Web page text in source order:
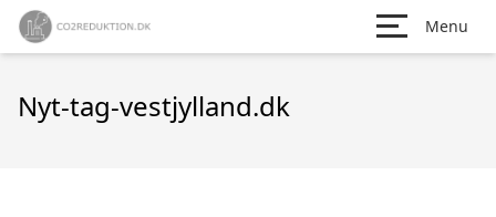
Menu
Nyt-tag-vestjylland.dk